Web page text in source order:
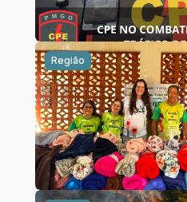
Região